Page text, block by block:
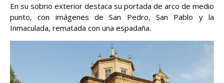
En su sobrio exterior destaca su portada de arco de medio
punto, con imágenes de San Pedro, San Pablo y la
Inmaculada, rematada con una espadaña.